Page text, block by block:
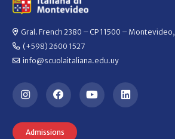
Gral. French 2380 – CP 11500 –
(+598) 2600 1527
info@scuolaitaliana.edu.uy
Admissions